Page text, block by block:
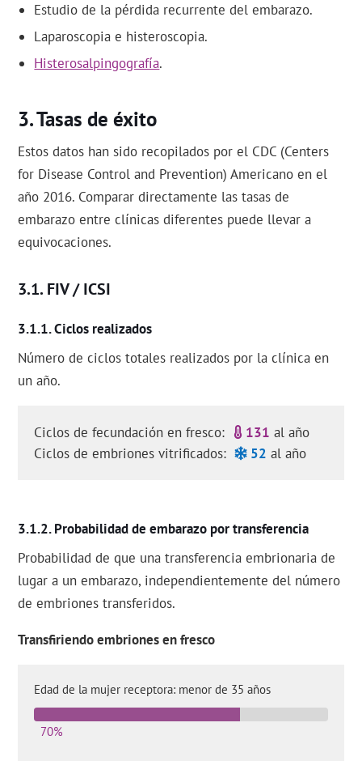
Estudio de la pérdida recurrente del embarazo.
Laparoscopia e histeroscopia.
Histerosalpingografía.
Tasas de éxito
Estos datos han sido recopilados por el CDC (Centers
for Disease Control and Prevention) Americano en el
año 2016. Comparar directamente las tasas de
embarazo entre clínicas diferentes puede llevar a
equivocaciones.
FIV / ICSI
Ciclos realizados
Número de ciclos totales realizados por la clínica en
un año.
Ciclos de fecundación en fresco: 131 al año
Ciclos de embriones vitrificados:
52 al año
Probabilidad de embarazo por transferencia
Probabilidad de que una transferencia embrionaria de
lugar a un embarazo, independientemente del número
de embriones transferidos.
Transfiriendo embriones en fresco
Edad de la mujer receptora: menor de 35 años
70%